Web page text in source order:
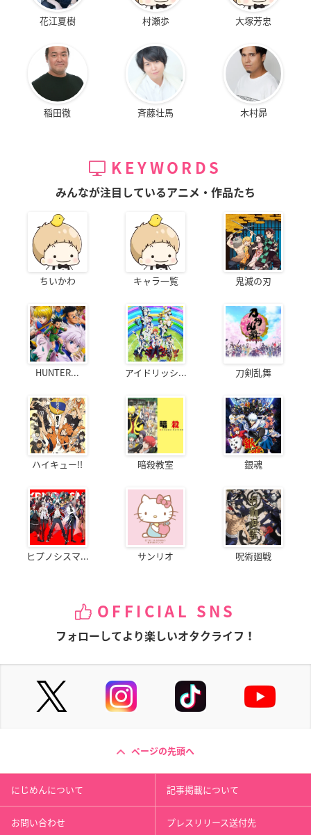
花江夏樹 村瀬歩 大塚芳忠
稲田徹 斉藤壮馬 木村昴
KEYWORDS
みんなが注目しているアニメ・作品たち
ちいかわ キャラ一覧 鬼滅の刃
HUNTER... アイドリッシ... 刀剣乱舞
ハイキュー!! 暗殺教室 銀魂
ヒプノシスマ... サンリオ 呪術廻戦
OFFICIAL SNS
フォローしてより楽しいオタクライフ！
ページの先頭へ
にじめんについて 記事掲載について
お問い合わせ プレスリリース送付先